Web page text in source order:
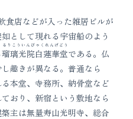
食店などが入った雑居ビルが
として現れる宇宙船のよう
瑠璃光院白蓮華堂
るりこういんびゃくれんげどう
である。仏
趣きが異なる。普通なら
本堂、寺務所、納骨堂など
おり、新宿という敷地なら
主は無量寿山光明寺、総合